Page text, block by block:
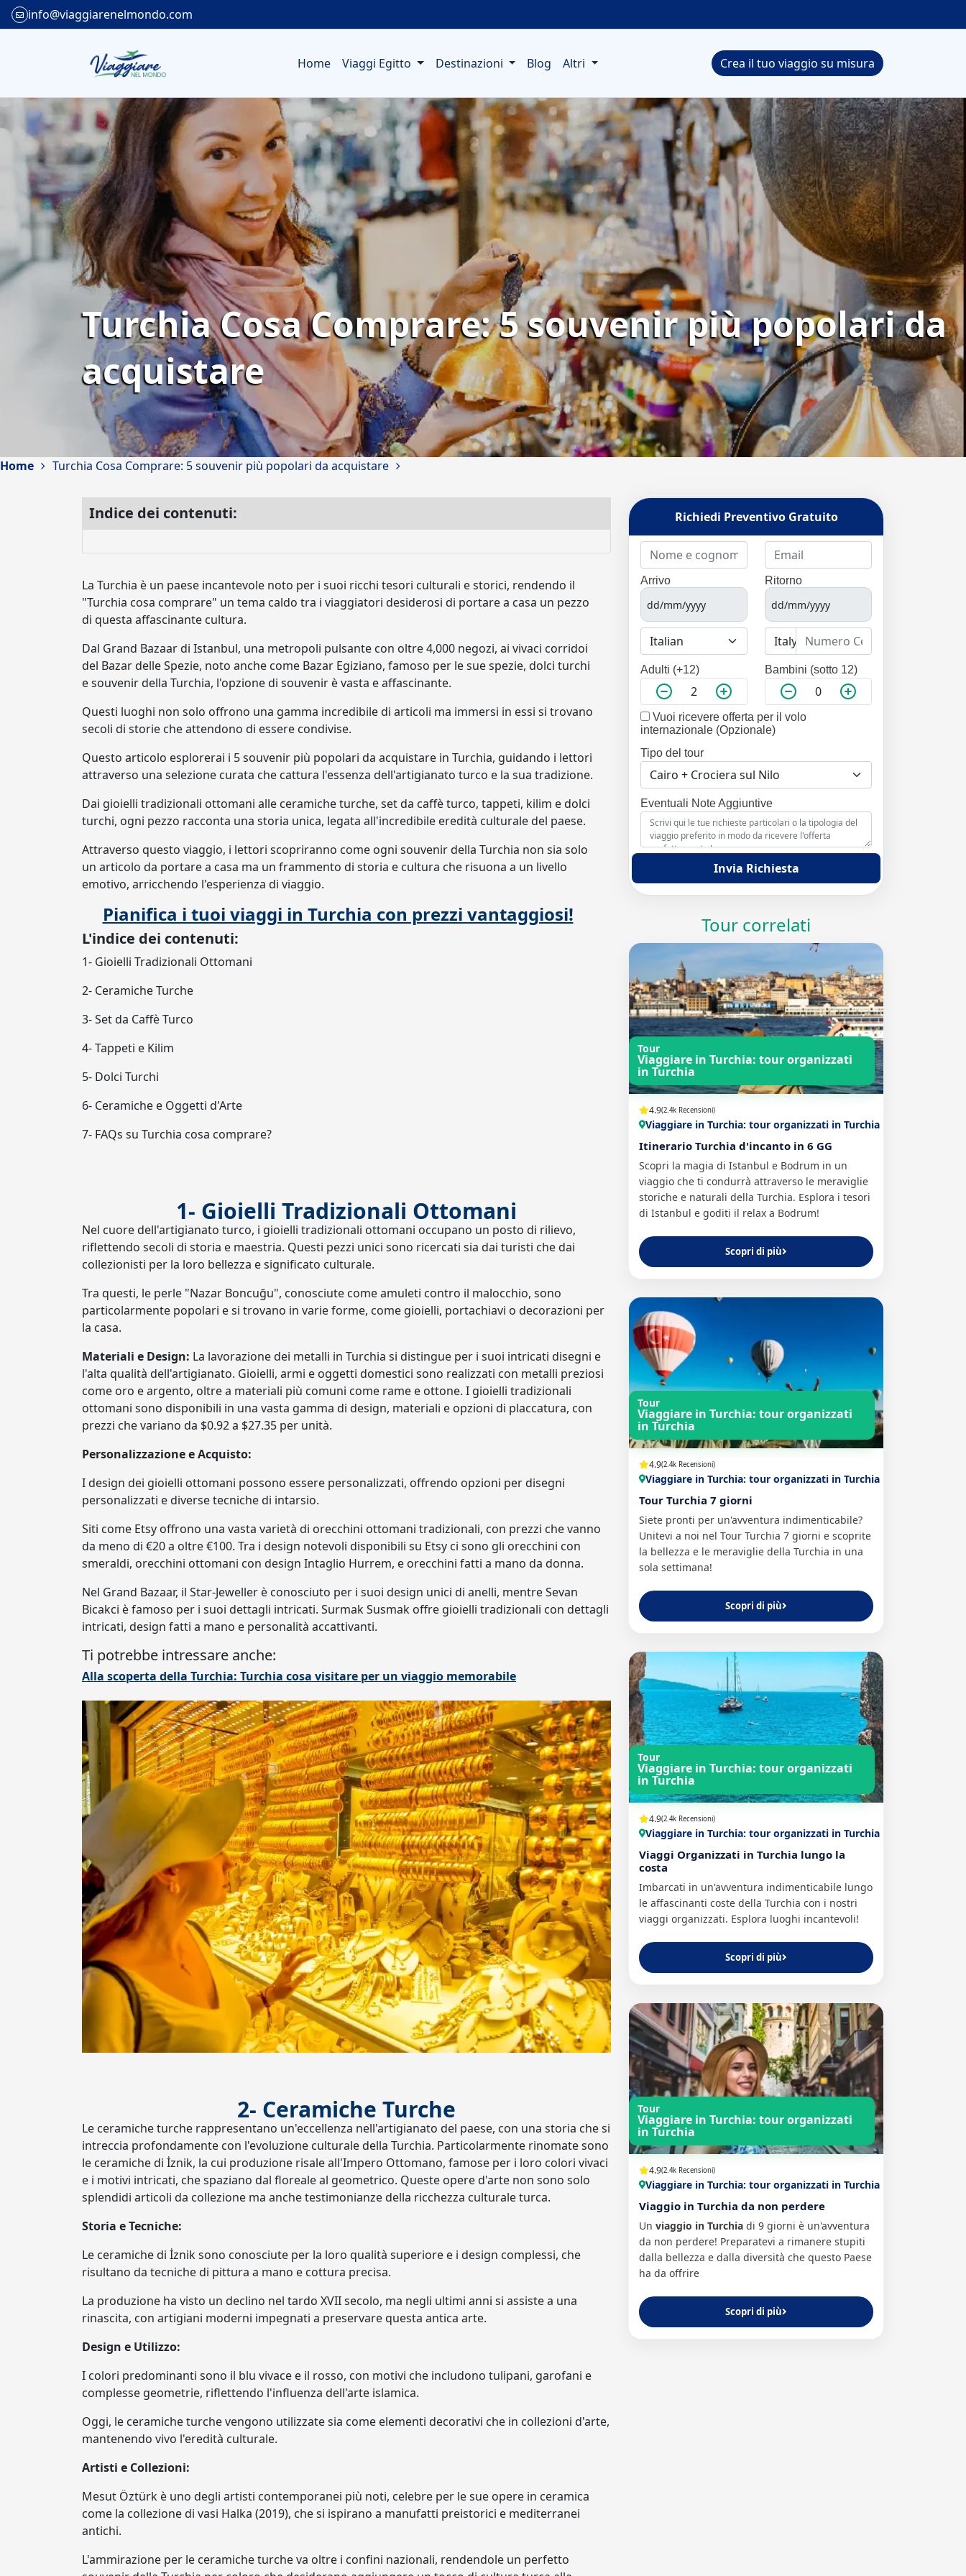
info@viaggiarenelmondo.com
Crea il tuo viaggio su misura
Home Viaggi Egitto Destinazioni Blog Altri
Turchia Cosa Comprare: 5 souvenir più popolari da
acquistare
Home Turchia Cosa Comprare: 5 souvenir più popolari da acquistare
Indice dei contenuti:
La Turchia è un paese incantevole noto per i suoi ricchi tesori culturali e storici, rendendo il
"Turchia cosa comprare" un tema caldo tra i viaggiatori desiderosi di portare a casa un pezzo
di questa affascinante cultura.
Dal Grand Bazaar di Istanbul, una metropoli pulsante con oltre 4,000 negozi, ai vivaci corridoi
del Bazar delle Spezie, noto anche come Bazar Egiziano, famoso per le sue spezie, dolci turchi
e souvenir della Turchia, l'opzione di souvenir è vasta e affascinante.
Questi luoghi non solo offrono una gamma incredibile di articoli ma immersi in essi si trovano
secoli di storie che attendono di essere condivise.
Questo articolo esplorerai i 5 souvenir più popolari da acquistare in Turchia, guidando i lettori
attraverso una selezione curata che cattura l'essenza dell'artigianato turco e la sua tradizione.
Dai gioielli tradizionali ottomani alle ceramiche turche, set da caffè turco, tappeti, kilim e dolci
turchi, ogni pezzo racconta una storia unica, legata all'incredibile eredità culturale del paese.
Attraverso questo viaggio, i lettori scopriranno come ogni souvenir della Turchia non sia solo
un articolo da portare a casa ma un frammento di storia e cultura che risuona a un livello
emotivo, arricchendo l'esperienza di viaggio.
Pianifica i tuoi viaggi in Turchia con prezzi vantaggiosi!
L'indice dei contenuti:
1- Gioielli Tradizionali Ottomani
2- Ceramiche Turche
3- Set da Caffè Turco
4- Tappeti e Kilim
5- Dolci Turchi
6- Ceramiche e Oggetti d'Arte
7- FAQs su Turchia cosa comprare?
1- Gioielli Tradizionali Ottomani
Nel cuore dell'artigianato turco, i gioielli tradizionali ottomani occupano un posto di rilievo,
riflettendo secoli di storia e maestria. Questi pezzi unici sono ricercati sia dai turisti che dai
collezionisti per la loro bellezza e significato culturale.
Tra questi, le perle "Nazar Boncuğu", conosciute come amuleti contro il malocchio, sono
particolarmente popolari e si trovano in varie forme, come gioielli, portachiavi o decorazioni per
la casa.
Materiali e Design: La lavorazione dei metalli in Turchia si distingue per i suoi intricati disegni e
l'alta qualità dell'artigianato. Gioielli, armi e oggetti domestici sono realizzati con metalli preziosi
come oro e argento, oltre a materiali più comuni come rame e ottone. I gioielli tradizionali
ottomani sono disponibili in una vasta gamma di design, materiali e opzioni di placcatura, con
prezzi che variano da $0.92 a $27.35 per unità.
Personalizzazione e Acquisto:
I design dei gioielli ottomani possono essere personalizzati, offrendo opzioni per disegni
personalizzati e diverse tecniche di intarsio.
Siti come Etsy offrono una vasta varietà di orecchini ottomani tradizionali, con prezzi che vanno
da meno di €20 a oltre €100. Tra i design notevoli disponibili su Etsy ci sono gli orecchini con
smeraldi, orecchini ottomani con design Intaglio Hurrem, e orecchini fatti a mano da donna.
Nel Grand Bazaar, il Star-Jeweller è conosciuto per i suoi design unici di anelli, mentre Sevan
Bicakci è famoso per i suoi dettagli intricati. Surmak Susmak offre gioielli tradizionali con dettagli
intricati, design fatti a mano e personalità accattivanti.
Ti potrebbe intressare anche:
Alla scoperta della Turchia: Turchia cosa visitare per un viaggio memorabile
2- Ceramiche Turche
Le ceramiche turche rappresentano un'eccellenza nell'artigianato del paese, con una storia che si
intreccia profondamente con l'evoluzione culturale della Turchia. Particolarmente rinomate sono
le ceramiche di İznik, la cui produzione risale all'Impero Ottomano, famose per i loro colori vivaci
e i motivi intricati, che spaziano dal floreale al geometrico. Queste opere d'arte non sono solo
splendidi articoli da collezione ma anche testimonianze della ricchezza culturale turca.
Storia e Tecniche:
Le ceramiche di İznik sono conosciute per la loro qualità superiore e i design complessi, che
risultano da tecniche di pittura a mano e cottura precisa.
La produzione ha visto un declino nel tardo XVII secolo, ma negli ultimi anni si assiste a una
rinascita, con artigiani moderni impegnati a preservare questa antica arte.
Design e Utilizzo:
I colori predominanti sono il blu vivace e il rosso, con motivi che includono tulipani, garofani e
complesse geometrie, riflettendo l'influenza dell'arte islamica.
Oggi, le ceramiche turche vengono utilizzate sia come elementi decorativi che in collezioni d'arte,
mantenendo vivo l'eredità culturale.
Artisti e Collezioni:
Mesut Öztürk è uno degli artisti contemporanei più noti, celebre per le sue opere in ceramica
come la collezione di vasi Halka (2019), che si ispirano a manufatti preistorici e mediterranei
antichi.
L'ammirazione per le ceramiche turche va oltre i confini nazionali, rendendole un perfetto
Richiedi Preventivo Gratuito
Arrivo Ritorno
Adulti (+12) Bambini (sotto 12)
Vuoi ricevere offerta per il volo
internazionale (Opzionale)
Tipo del tour
Eventuali Note Aggiuntive
Invia Richiesta
Tour correlati
Tour
Viaggiare in Turchia: tour organizzati
in Turchia
4.9(2.4k Recensioni)
Viaggiare in Turchia: tour organizzati in Turchia
Itinerario Turchia d'incanto in 6 GG
Scopri la magia di Istanbul e Bodrum in un
viaggio che ti condurrà attraverso le meraviglie
storiche e naturali della Turchia. Esplora i tesori
di Istanbul e goditi il relax a Bodrum!
Scopri di più
Tour
Viaggiare in Turchia: tour organizzati
in Turchia
4.9(2.4k Recensioni)
Viaggiare in Turchia: tour organizzati in Turchia
Tour Turchia 7 giorni
Siete pronti per un'avventura indimenticabile?
Unitevi a noi nel Tour Turchia 7 giorni e scoprite
la bellezza e le meraviglie della Turchia in una
sola settimana!
Scopri di più
Tour
Viaggiare in Turchia: tour organizzati
in Turchia
4.9(2.4k Recensioni)
Viaggiare in Turchia: tour organizzati in Turchia
Viaggi Organizzati in Turchia lungo la
costa
Imbarcati in un'avventura indimenticabile lungo
le affascinanti coste della Turchia con i nostri
viaggi organizzati. Esplora luoghi incantevoli!
Scopri di più
Tour
Viaggiare in Turchia: tour organizzati
in Turchia
4.9(2.4k Recensioni)
Viaggiare in Turchia: tour organizzati in Turchia
Viaggio in Turchia da non perdere
Un viaggio in Turchia di 9 giorni è un'avventura
da non perdere! Preparatevi a rimanere stupiti
dalla bellezza e dalla diversità che questo Paese
ha da offrire
Scopri di più